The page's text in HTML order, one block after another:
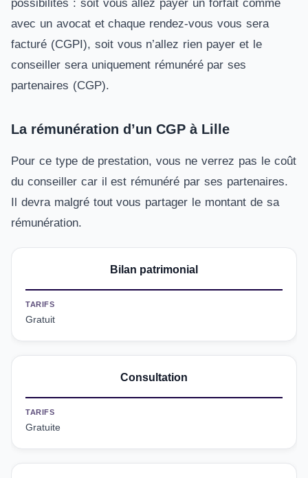
possibilités : soit vous allez payer un forfait comme
avec un avocat et chaque rendez-vous vous sera
facturé (CGPI), soit vous n’allez rien payer et le
conseiller sera uniquement rémunéré par ses
partenaires (CGP).
La rémunération d’un CGP à Lille
Pour ce type de prestation, vous ne verrez pas le coût
du conseiller car il est rémunéré par ses partenaires.
Il devra malgré tout vous partager le montant de sa
rémunération.
Bilan patrimonial
TARIFS
Gratuit
Consultation
TARIFS
Gratuite